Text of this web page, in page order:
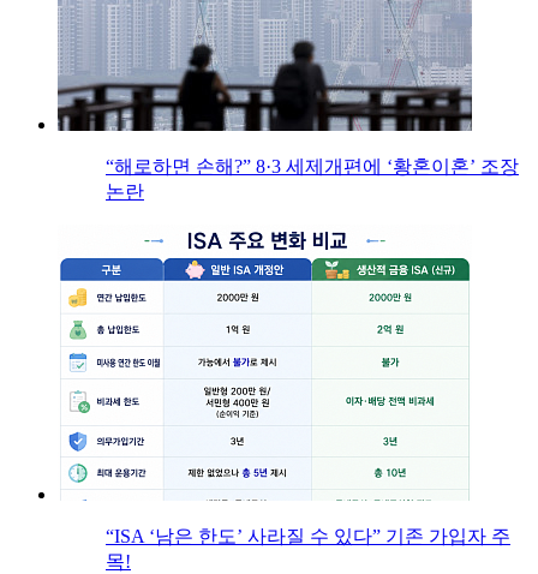
“해로하면 손해?” 8·3 세제개편에 ‘황혼이혼’ 조장
논란
“ISA ‘남은 한도’ 사라질 수 있다” 기존 가입자 주
목!